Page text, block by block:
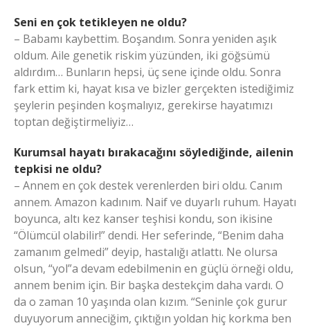
Seni en çok tetikleyen ne oldu?
– Babamı kaybettim. Boşandım. Sonra yeniden aşık
oldum. Aile genetik riskim yüzünden, iki göğsümü
aldırdım… Bunların hepsi, üç sene içinde oldu. Sonra
fark ettim ki, hayat kısa ve bizler gerçekten istediğimiz
şeylerin peşinden koşmalıyız, gerekirse hayatımızı
toptan değiştirmeliyiz…
Kurumsal hayatı bırakacağını söylediğinde, ailenin
tepkisi ne oldu?
– Annem en çok destek verenlerden biri oldu. Canım
annem. Amazon kadınım. Naif ve duyarlı ruhum. Hayatı
boyunca, altı kez kanser teşhisi kondu, son ikisine
“Ölümcül olabilir!” dendi. Her seferinde, “Benim daha
zamanım gelmedi” deyip, hastalığı atlattı. Ne olursa
olsun, “yol”a devam edebilmenin en güçlü örneği oldu,
annem benim için. Bir başka destekçim daha vardı. O
da o zaman 10 yaşında olan kızım. “Seninle çok gurur
duyuyorum anneciğim, çıktığın yoldan hiç korkma ben